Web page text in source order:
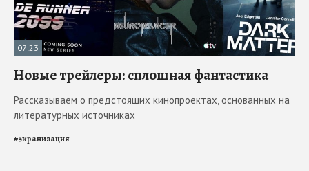
07:23
Новые трейлеры: сплошная фантастика
Рассказываем о предстоящих кинопроектах, основанных на
литературных источниках
#экранизация